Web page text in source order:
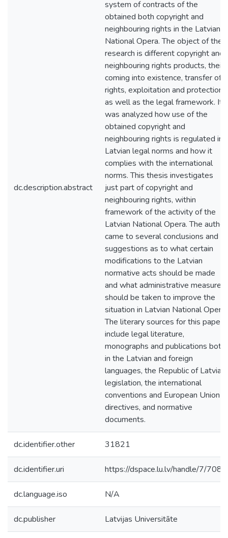
dc.description.abstract
system of contracts of the
obtained both copyright and
neighbouring rights in the Latvian
National Opera. The object of the
research is different copyright and
neighbouring rights products, their
coming into existence, transfer of
rights, exploitation and protection,
as well as the legal framework. It
was analyzed how use of the
obtained copyright and
neighbouring rights is regulated in
Latvian legal norms and how it
complies with the international
norms. This thesis investigates
just part of copyright and
neighbouring rights, within
framework of the activity of the
Latvian National Opera. The author
came to several conclusions and
suggestions as to what certain
modifications to the Latvian
normative acts should be made
and what administrative measures
should be taken to improve the
situation in Latvian National Opera.
The literary sources for this paper
include legal literature,
monographs and publications both
in the Latvian and foreign
languages, the Republic of Latvia
legislation, the international
conventions and European Union
directives, and normative
documents.
dc.identifier.other 31821
dc.identifier.uri https://dspace.lu.lv/handle/7/7083
dc.language.iso N/A
dc.publisher Latvijas Universitāte